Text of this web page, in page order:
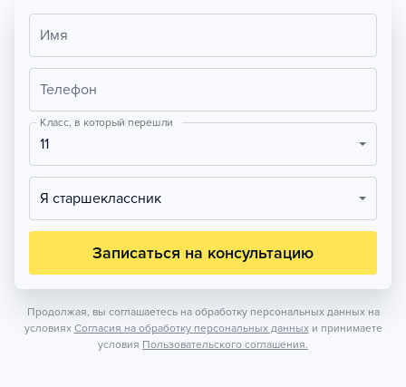
Имя
Телефон
Класс, в который перешли
11
Я старшеклассник
Записаться на консультацию
Продолжая, вы соглашаетесь на обработку персональных данных на
условиях Согласия на обработку персональных данных и принимаете
условия Пользовательского соглашения.